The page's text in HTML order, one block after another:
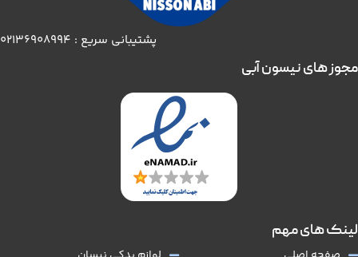
پشتیبانی سریع : 02136908994
لینک های مهم
مجوز های نیسون آبی